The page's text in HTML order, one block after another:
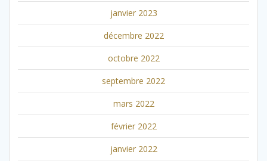
janvier 2023
décembre 2022
octobre 2022
septembre 2022
mars 2022
février 2022
janvier 2022